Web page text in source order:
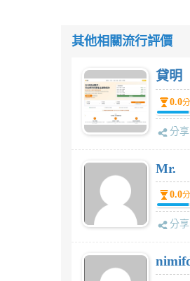
其他相關流行評價
貸明
0.0分
分享
Mr.
0.0分
分享